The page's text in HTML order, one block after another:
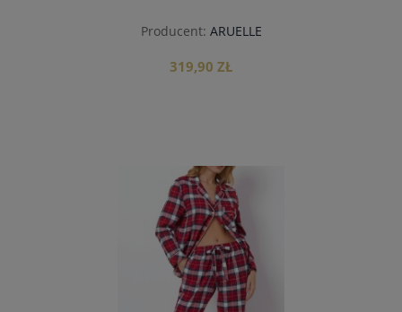
Producent: ARUELLE
319,90 ZŁ
do koszyka